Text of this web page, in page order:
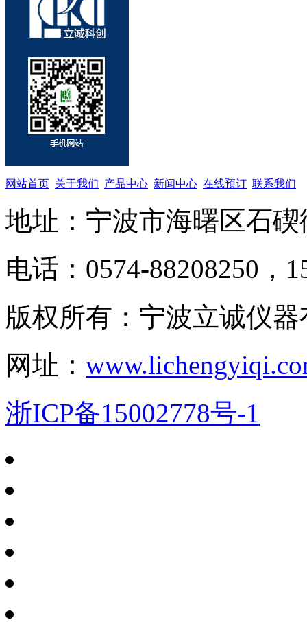
网站首页 关于我们 产品中心 新闻中心 在线预订 联系我们
地址：宁波市海曙区石
电话：0574-88208250，
版权所有：宁波立诚仪
网址：
浙ICP备15002778号-1